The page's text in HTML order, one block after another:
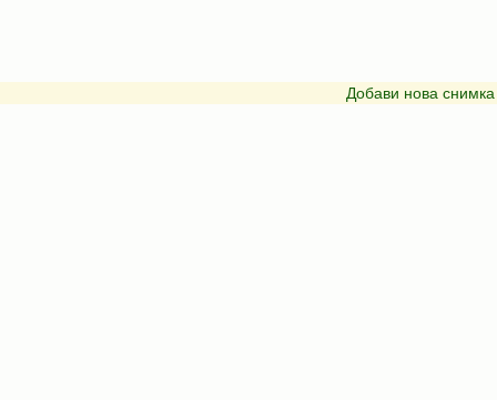
Добави нова снимка